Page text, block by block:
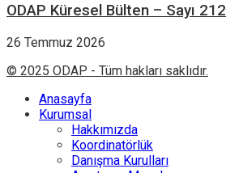
ODAP Küresel Bülten – Sayı 212
26 Temmuz 2026
© 2025 ODAP - Tüm hakları saklıdır.
Anasayfa
Kurumsal
Hakkımızda
Koordinatörlük
Danışma Kurulları